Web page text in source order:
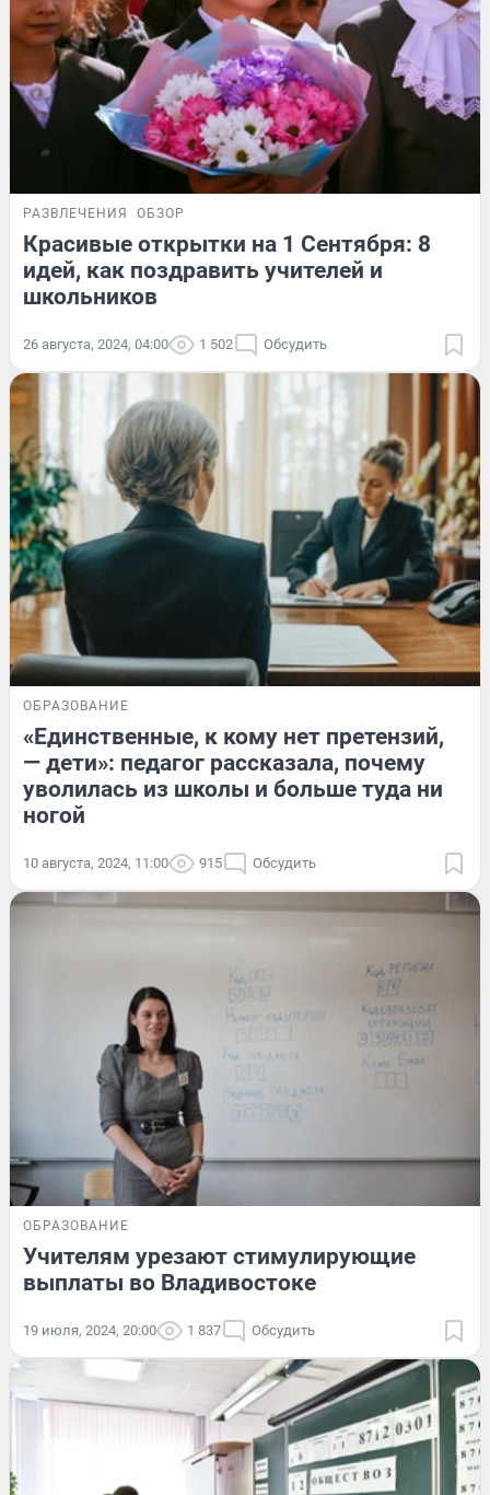
РАЗВЛЕЧЕНИЯ ОБЗОР
Красивые открытки на 1 Сентября: 8
идей, как поздравить учителей и
школьников
26 августа, 2024, 04:00 1 502 Обсудить
ОБРАЗОВАНИЕ
«Единственные, к кому нет претензий,
— дети»: педагог рассказала, почему
уволилась из школы и больше туда ни
ногой
10 августа, 2024, 11:00 915 Обсудить
ОБРАЗОВАНИЕ
Учителям урезают стимулирующие
выплаты во Владивостоке
19 июля, 2024, 20:00 1 837 Обсудить